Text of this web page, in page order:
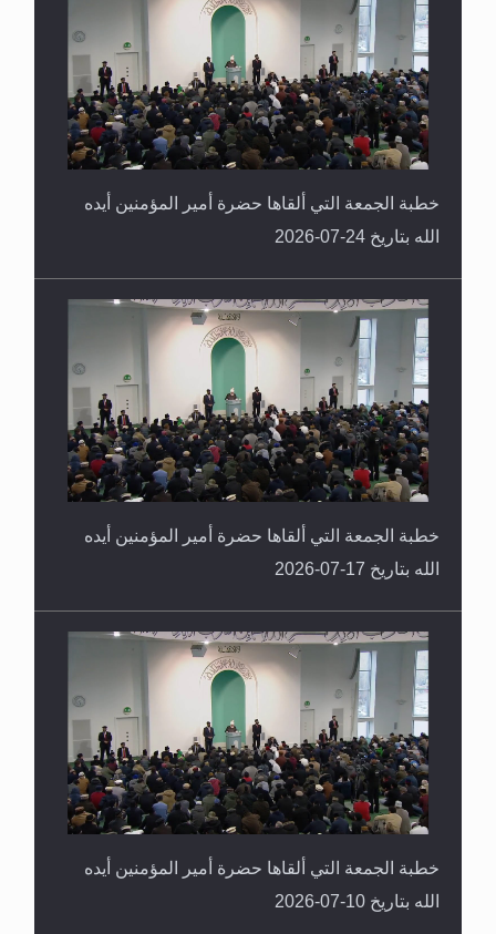
خطبة الجمعة التي ألقاها حضرة أمير المؤمنين أيده
الله بتاريخ 24-07-2026
خطبة الجمعة التي ألقاها حضرة أمير المؤمنين أيده
الله بتاريخ 17-07-2026
خطبة الجمعة التي ألقاها حضرة أمير المؤمنين أيده
الله بتاريخ 10-07-2026